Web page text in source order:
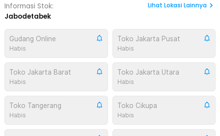
Informasi Stok:
Jabodetabek
Lihat Lokasi Lainnya
Gudang Online
Habis
Toko Jakarta Pusat
Habis
Toko Jakarta Barat
Habis
Toko Jakarta Utara
Habis
Toko Tangerang
Habis
Toko Cikupa
Habis